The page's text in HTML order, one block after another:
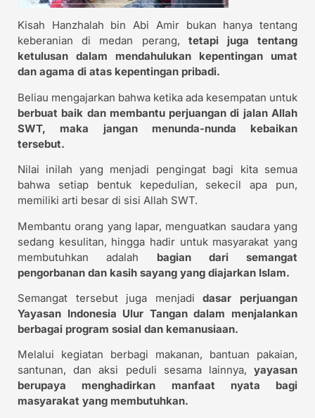
Kisah Hanzhalah bin Abi Amir bukan hanya tentang
keberanian di medan perang, tetapi juga tentang
ketulusan dalam mendahulukan kepentingan umat
dan agama di atas kepentingan pribadi.
Beliau mengajarkan bahwa ketika ada kesempatan untuk
berbuat baik dan membantu perjuangan di jalan Allah
SWT, maka jangan menunda-nunda kebaikan
tersebut.
Nilai inilah yang menjadi pengingat bagi kita semua
bahwa setiap bentuk kepedulian, sekecil apa pun,
memiliki arti besar di sisi Allah SWT.
Membantu orang yang lapar, menguatkan saudara yang
sedang kesulitan, hingga hadir untuk masyarakat yang
membutuhkan adalah bagian dari semangat
pengorbanan dan kasih sayang yang diajarkan Islam.
Semangat tersebut juga menjadidasar perjuangan
Yayasan Indonesia Ulur Tangan dalam menjalankan
berbagai program sosial dan kemanusiaan.
Melalui kegiatan berbagi makanan, bantuan pakaian,
santunan, dan aksi peduli sesama lainnya, yayasan
berupaya menghadirkan manfaat nyata bagi
masyarakat yang membutuhkan.